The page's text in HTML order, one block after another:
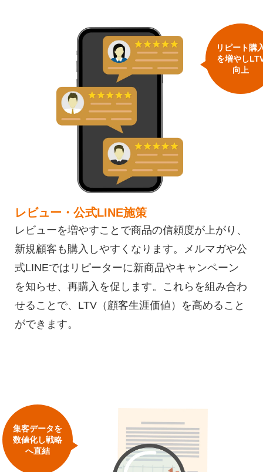
リピート購
を増やし
向上
レビュー・公式LINE施策
レビューを増やすことで商品の信頼度が上がり、
新規顧客も購入しやすくなります。メルマガや公
式LINEではリピーターに新商品やキャンペーン
を知らせ、再購入を促します。これらを組み合わ
せることで、LTV（顧客生涯価値）を高めること
ができます。
集客データを
数値化し戦略
へ直結